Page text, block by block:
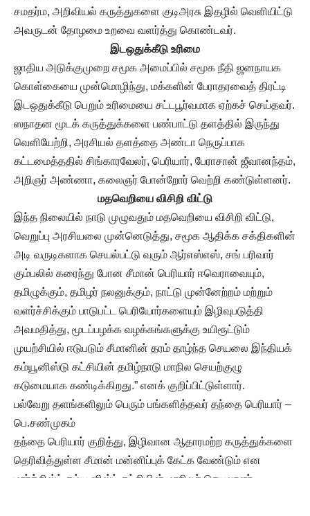
சமதர்ம, அறிவியல் கருத்துகளை குடிஅரசு இதழில் வெளியிட்டு
அவருடன் தோழமை உறவை வளர்த்து கொண்டவர்.
இடஒதுக்கீடு உரிமை
ஜாதிய அடுக்குமுறை சமூக அமைப்பில் சமூக நீதி ஜனநாயக
கொள்கையை முன்மொழிந்து, மக்களின் பேராதரவைத் திரட்டி
இடஒதுக்கீடு பெறும் உரிமையை சட்டபூர்வமாக ஏற்கச் செய்தவர்.
ஸநாதன மூடக் கருத்துக்களை பண்பாட்டு தளத்தில் இருந்து
வெளியேற்றி, அரசியல் தளத்தை அண்டா நெருப்பாக
கட்டமைத்ததில் சிங்காரவேலர், பெரியார், பேராசான் ஜீவானந்தம்,
அறிஞர் அண்ணா, கலைஞர் போன்றோர் வெற்றி கண்டுள்ளனர்.
மதவெறியை விசிறி விட்டு
இந்த நிலையில் நாடு முழுவதும் மதவெறியை விசிறி விட்டு,
வெறுப்பு அரசியலை முன்னெடுத்து, சமூக ஆதிக்க சக்திகளின்
அடி வருடிகளாக செயல்பட்டு வரும் ஆர்எஸ்எஸ், சங் பரிவார்
கும்பலில் கரைந்து போன சீமான் பெரியார் ஈவெராவையும்,
தமிழுக்கும், தமிழர் நலனுக்கும், நாட்டு முன்னேற்றம் மற்றும்
வளர்ச்சிக்கும் பாடுபட்ட பெரியோர்களையும் இழிவுபடுத்தி
அவமதித்து, மூடப்பழக்க வழக்கங்களுக்கு உயிரூட்டும்
முயற்சியில் ஈடுபடும் சீமானின் தரம் தாழ்ந்த செயலை இந்தியக்
கம்யூனிஸ்டு கட்சியின் தமிழ்நாடு மாநில செயற்குழு
கடுமையாக கண்டிக்கிறது.” எனக் குறிப்பிட்டுள்ளார்.
பல்வேறு தளங்களிலும் பெரும் பங்களித்தவர் தந்தை பெரியார் –
பெ.சண்முகம்
தந்தை பெரியார் குறித்து, இழிவான ஆதாரமற்ற கருத்துக்களை
தெரிவித்துள்ள சீமான் மன்னிப்புக் கேட்க வேண்டும் என
மார்க்சிஸ்ட் கம்யூனிஸ்ட் கட்சியின் மாநிலச் செயலாளர்